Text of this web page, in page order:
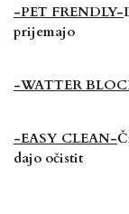
-PET FRENDLY-
prijemajo
-WATTER
-EASY CLEAN-
dajo očistit